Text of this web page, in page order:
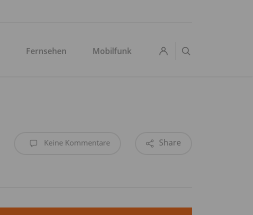
Fernsehen Mobilfunk
Keine Kommentare Share